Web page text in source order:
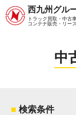
西九州グル
トラック買取・中古
コンテナ販売・リース
中古トラック販売ト
中
検索条件